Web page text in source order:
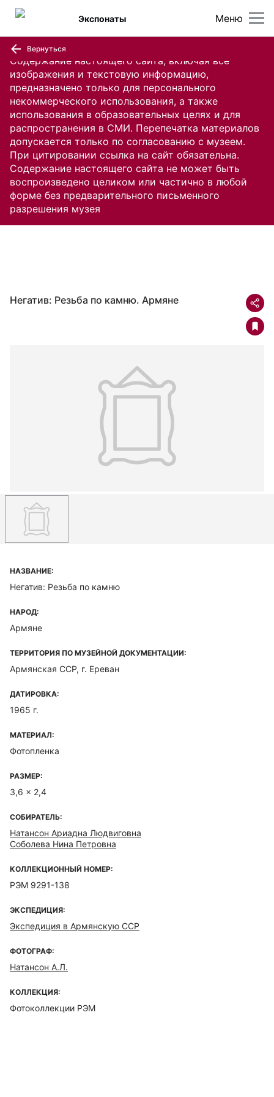
Содержание настоящего сайта, включая все
изображения и текстовую информацию,
предназначено только для персонального
некоммерческого использования, а также
использования в образовательных целях и для
распространения в СМИ. Перепечатка материалов
допускается только по согласованию с музеем.
При цитировании ссылка на сайт обязательна.
Содержание настоящего сайта не может быть
воспроизведено целиком или частично в любой
форме без предварительного письменного
разрешения музея
Меню
Экспонаты
Вернуться
Негатив: Резьба по камню. Армяне
НАЗВАНИЕ:
Негатив: Резьба по камню
НАРОД:
Армяне
ТЕРРИТОРИЯ ПО МУЗЕЙНОЙ ДОКУМЕНТАЦИИ:
Армянская ССР, г. Ереван
ДАТИРОВКА:
1965 г.
МАТЕРИАЛ:
Фотопленка
РАЗМЕР:
3,6 x 2,4
СОБИРАТЕЛЬ:
Натансон Ариадна Людвиговна
Соболева Нина Петровна
КОЛЛЕКЦИОННЫЙ НОМЕР:
РЭМ 9291-138
ЭКСПЕДИЦИЯ:
Экспедиция в Армянскую ССР
ФОТОГРАФ:
Натансон А.Л.
КОЛЛЕКЦИЯ:
Фотоколлекции РЭМ